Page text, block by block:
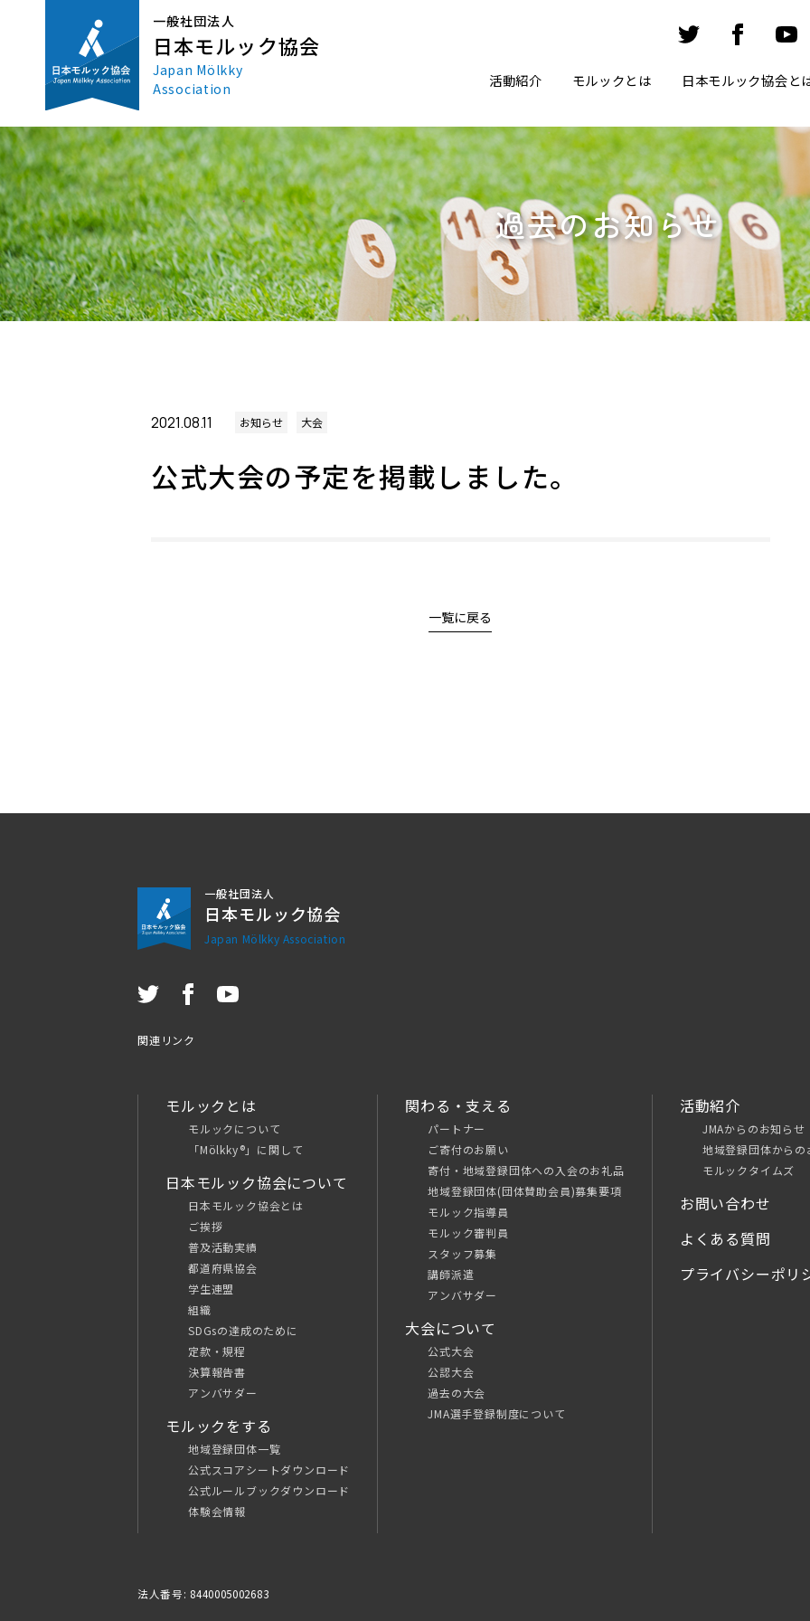
一般社団法人
日本モルック協会
Japan Mölkky
Association
活動紹介 モルックとは 日本モルック協会と
過去のお知らせ
2021.08.11 お知らせ 大会
公式大会の予定を掲載しました。
一覧に戻る
一般社団法人
日本モルック協会
Japan Mölkky Association
関連リンク
モルックとは
モルックについて
「Mölkky®」に関して
日本モルック協会について
日本モルック協会とは
ご挨拶
普及活動実績
都道府県協会
学生連盟
組織
SDGsの達成のために
定款・規程
決算報告書
アンバサダー
モルックをする
地域登録団体一覧
公式スコアシートダウンロード
公式ルールブックダウンロード
体験会情報
関わる・支える
パートナー
ご寄付のお願い
寄付・地域登録団体への入会のお礼品
地域登録団体(団体賛助会員)募集要項
モルック指導員
モルック審判員
スタッフ募集
講師派遣
アンバサダー
大会について
公式大会
公認大会
過去の大会
JMA選手登録制度について
活動紹介
JMAからのお知らせ
地域登録団体からの
モルックタイムズ
お問い合わせ
よくある質問
プライバシーポリ
法人番号: 8440005002683